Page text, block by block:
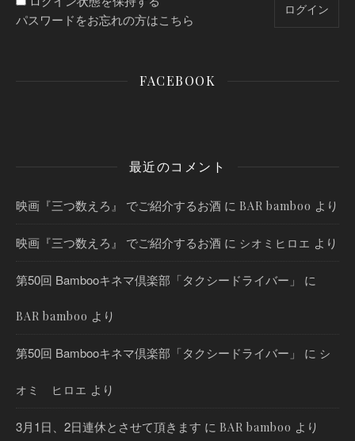
パスワードをお忘れの方はこちら
FACEBOOK
最近のコメント
映画『三つ数えろ』 でご紹介するお酒 に BAR bamboo より
映画『三つ数えろ』 でご紹介するお酒 に シオミヒロエ より
第50回 Bambooキネマ倶楽部「タクシードライバー」 に
BAR bamboo より
第50回 Bambooキネマ倶楽部「タクシードライバー」 に シ
オミ ヒロエ より
3月1日、2日連休とさせて頂きます に BAR bamboo より